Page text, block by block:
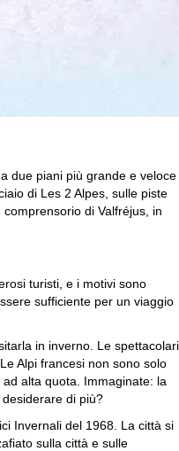
due piani più grande e veloce
di Les 2 Alpes, sulle piste
di Valfréjus, in
turisti, e i motivi sono
sufficiente per un viaggio
in inverno. Le spettacolari
Alpi francesi non sono solo
alta quota. Immaginate: la
di più?
Invernali del 1968. La città si
sulla città e sulle